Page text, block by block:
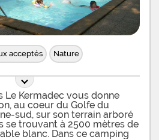
acceptés Nature
Le Kermadec vous donne
au coeur du Golfe du
sud, sur son terrain arboré
se trouvant à 2500 mètres de
blanc. Dans ce camping